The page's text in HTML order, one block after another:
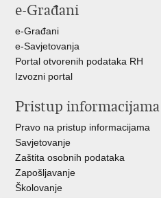
FacebookuTwitteru
e-Građani
e-Građani
e-Savjetovanja
Portal otvorenih podataka RH
Izvozni portal
Pristup informacijama
Pravo na pristup informacijama
Savjetovanje
Zaštita osobnih podataka
Zapošljavanje
Školovanje